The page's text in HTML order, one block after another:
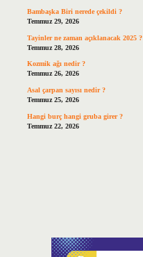
Bambaşka Biri nerede çekildi ?
Temmuz 29, 2026
Tayinler ne zaman açıklanacak 2025 ?
Temmuz 28, 2026
Kozmik ağı nedir ?
Temmuz 26, 2026
Asal çarpan sayısı nedir ?
Temmuz 25, 2026
Hangi burç hangi gruba girer ?
Temmuz 22, 2026